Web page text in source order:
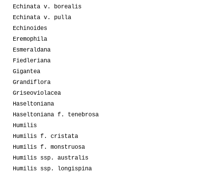
Echinata v. borealis
Echinata v. pulla
Echinoides
Eremophila
Esmeraldana
Fiedleriana
Gigantea
Grandiflora
Griseoviolacea
Haseltoniana
Haseltoniana f. tenebrosa
Humilis
Humilis f. cristata
Humilis f. monstruosa
Humilis ssp. australis
Humilis ssp. longispina